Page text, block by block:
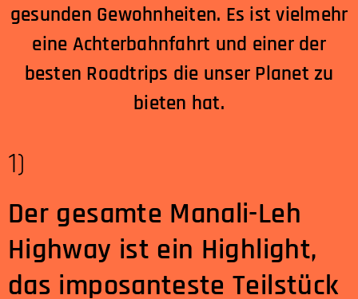
gesunden Gewohnheiten. Es ist vielmehr
eine Achterbahnfahrt und einer der
besten Roadtrips die unser Planet zu
bieten hat.
1)
Der gesamte Manali-Leh
Highway ist ein Highlight,
das imposanteste Teilstück